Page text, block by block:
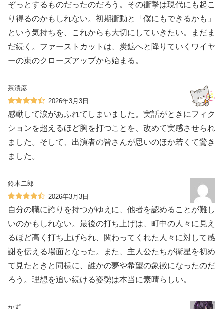
ぞっとするものだったのだろう。その衝撃は現代にも起こ
り得るのかもしれない。初期衝動と「僕にもできるかも」
という気持ちを、これからも大切にしていきたい。まだま
だ続く。ファーストカットは、炭鉱へと降りていくワイヤ
ーの束のクローズアップから始まる。
茶漬彦
2026年3月3日
感動して涙があふれてしまいました。実話がときにフィク
ションを超えるほど胸を打つことを、改めて実感させられ
ました。そして、出演者の皆さんが思いのほか若くて驚き
ました。
鈴木二郎
2026年3月3日
自分の職に誇りを持つがゆえに、他者を認めることが難し
いのかもしれない。最後の打ち上げは、町中の人々に見え
るほど高く打ち上げられ、関わってくれた人々に対して感
謝を伝える場面となった。また、主人公たちが衛星を初め
て見たときと同様に、誰かの夢や希望の象徴になったのだ
ろう。理想を追い続ける姿勢は本当に素晴らしい。
かず